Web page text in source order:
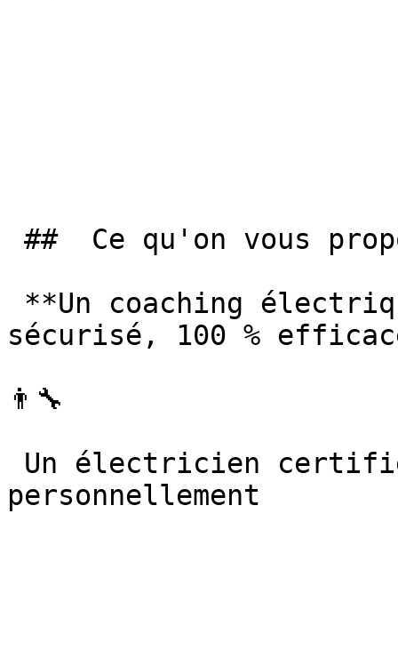
sécurisé, 100 %
👨‍🔧
personnellement